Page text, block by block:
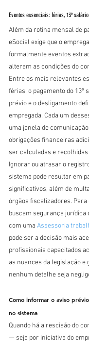
Eventos essenciais: férias, 13º
Além da rotina mensal de
eSocial exige que o
formalmente eventos
alteram as condições do
Entre os mais relevantes
férias, o pagamento do 13º
prévio e o desligamento
empregada. Cada um
uma janela de
obrigações financeiras
ser calculadas e
Ignorar ou atrasar o
sistema pode resultar em
significativos, além de
órgãos fiscalizadores.
buscam segurança jurídica
com uma Assessoria
pode ser a decisão mais
profissionais capacitados
as nuances da legislação e
nenhum detalhe seja
Como informar o aviso
no sistema
Quando há a rescisão do
— seja por iniciativa do